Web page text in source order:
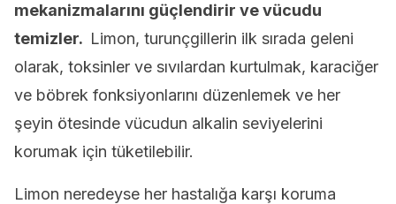
mekanizmalarını güçlendirir ve vücudu
temizler. Limon, turunçgillerin ilk sırada geleni
olarak, toksinler ve sıvılardan kurtulmak, karaciğer
ve böbrek fonksiyonlarını düzenlemek ve her
şeyin ötesinde vücudun alkalin seviyelerini
korumak için tüketilebilir.
Limon neredeyse her hastalığa karşı koruma